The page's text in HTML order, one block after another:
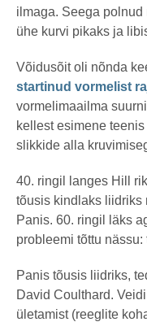
ilmaga. Seega
ühe kurvi pikaks ja
Võidusõit oli nõnda
startinud vormelist
vormelimaailma
kellest esimene
slikkide alla
40. ringil langes Hill
tõusis kindlaks liidriks
Panis. 60. ringil läks
probleemi tõttu
Panis tõusis liidriks,
David Coulthard.
ületamist (reeglite